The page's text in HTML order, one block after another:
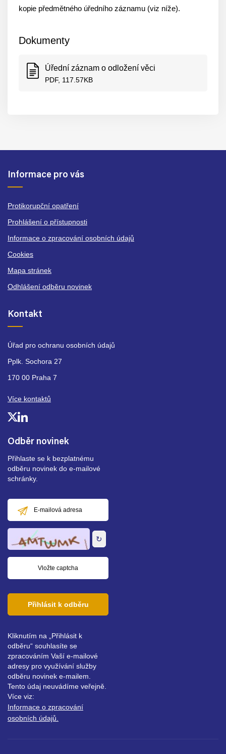
kopie předmětného úředního záznamu (viz níže).
Dokumenty
Úřední záznam o odložení věci
PDF, 117.57KB
Odběr novinek
Přihlaste se k bezplatnému
odběru novinek do e-mailové
schránky.
mailová
adresa
↻
Přihlásit k odběru
Kliknutím na „Přihlásit k
odběru“ souhlasíte se
zpracováním Vaší e-mailové
adresy pro využívání služby
odběru novinek e-mailem.
Tento údaj neuvádíme veřejně.
Více viz:
Informace o zpracování
osobních údajů.
Informace pro vás
Protikorupční opatření
Prohlášení o přístupnosti
Informace o zpracování osobních údajů
Cookies
Mapa stránek
Odhlášení odběru novinek
Kontakt
Úřad pro ochranu osobních údajů
Pplk. Sochora 27
170 00 Praha 7
Více kontaktů